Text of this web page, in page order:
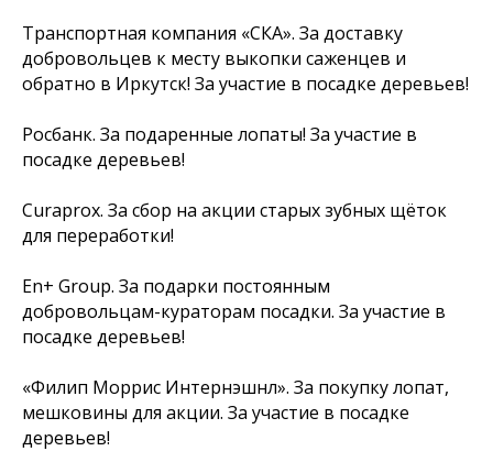
Транспортная компания «СКА». За доставку
добровольцев к месту выкопки саженцев и
обратно в Иркутск! За участие в посадке деревьев!
Росбанк. За подаренные лопаты! За участие в
посадке деревьев!
Curaprox. За сбор на акции старых зубных щёток
для переработки!
En+ Group. За подарки постоянным
добровольцам-кураторам посадки. За участие в
посадке деревьев!
«Филип Моррис Интернэшнл». За покупку лопат,
мешковины для акции. За участие в посадке
деревьев!